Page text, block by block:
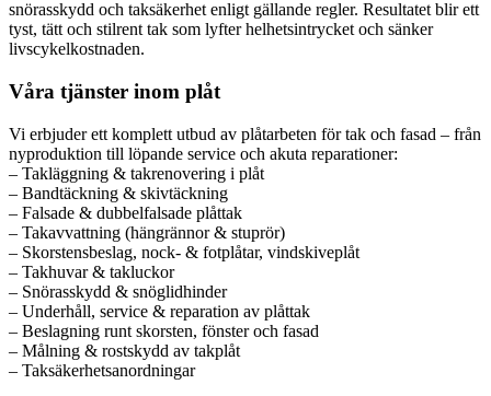
snörasskydd och taksäkerhet enligt gällande regler. Resultatet blir ett
tyst, tätt och stilrent tak som lyfter helhetsintrycket och sänker
livscykelkostnaden.
Våra tjänster inom plåt
Vi erbjuder ett komplett utbud av plåtarbeten för tak och fasad – från
nyproduktion till löpande service och akuta reparationer:
– Takläggning & takrenovering i plåt
– Bandtäckning & skivtäckning
– Falsade & dubbelfalsade plåttak
– Takavvattning (hängrännor & stuprör)
– Skorstensbeslag, nock- & fotplåtar, vindskiveplåt
– Takhuvar & takluckor
– Snörasskydd & snöglidhinder
– Underhåll, service & reparation av plåttak
– Beslagning runt skorsten, fönster och fasad
– Målning & rostskydd av takplåt
– Taksäkerhetsanordningar